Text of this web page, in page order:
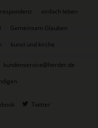
einfach leben
Gemeinsam Glauben
kunst und kirche
kundenservice@herder.de
Twitter